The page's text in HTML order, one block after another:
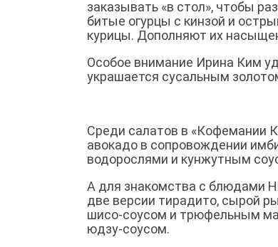
заказывать «в стол», чтобы
битые огурцы с кинзой и
курицы. Дополняют их
Особое внимание Ирина Ким
украшается сусальным
Среди салатов в «Кофемании
авокадо в сопровождении
водорослями и кунжутным
А для знакомства с блюдами
две версии тирадито, сырой
шисо-соусом и трюфельным
юдзу-соусом.